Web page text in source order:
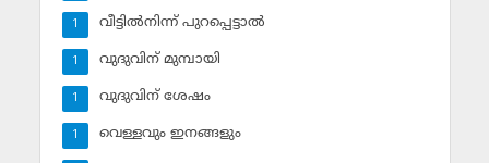
വീട്ടില്‍നിന്ന് പുറപ്പെട്ടാല്‍
1
വുദുവിന് മുമ്പായി
1
വുദുവിന് ശേഷം
1
വെള്ളവും ഇനങ്ങളും
1